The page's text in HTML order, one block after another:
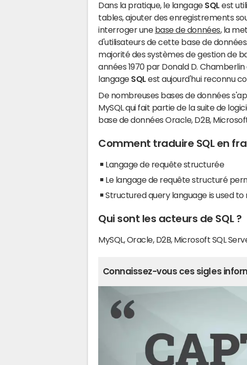
Dans la pratique, le langage SQL est
tables, ajouter des enregistrements
interroger une base de données, la
d'utilisateurs de cette base de
majorité des systèmes de gestion de
années 1970 par Donald D.
langage SQL est aujourd'hui reconnu
De nombreuses bases de données
MySQL qui fait partie de la suite de
base de données Oracle, D2B,
Comment traduire SQL en
Langage de requête structurée
Le langage de requête structuré
Structured query language is used to
Qui sont les acteurs de SQL ?
MySQL, Oracle, D2B, Microsoft SQL
Connaissez-vous ces sigles